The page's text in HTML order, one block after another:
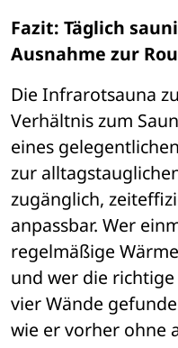
Fazit: Täglich
Ausnahme zur
Die Infrarotsauna
Verhältnis zum
eines
zur
zugänglich,
anpassbar. Wer
regelmäßige Wä
und wer die richtige
vier Wände
wie er vorher ohne